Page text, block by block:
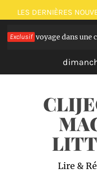
Passer
au
contenu
LES DERNIÈRES
Exclusifvoyage dans une
Lire &